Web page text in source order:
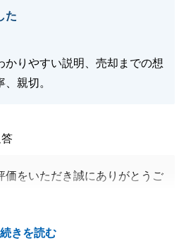
た
かりやすい説明、売却までの想
親切。
続きを読む
価をいただき誠にありがとうご
す。